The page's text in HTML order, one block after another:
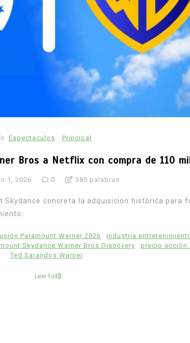
Espectaculos Principal
Bros a Netflix con compra de 110
1, 2026 0 385 palabras
concreta la adquisición histórica para
Paramount Warner 2026
industria
Skydance Warner Bros Discovery
precio acción
Ted Sarandos Warner
Leer todo
hallado
Principal
Emjay impulsa el ‘pop
la cantante
abrir camino a una
generación femenina
agosto 7, 2026